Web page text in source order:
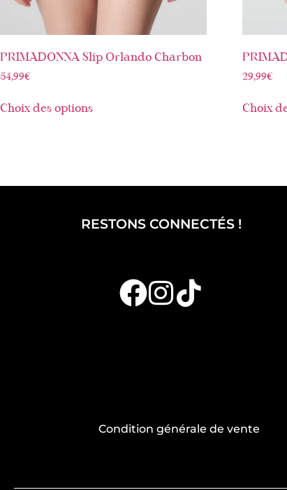
PRIMADONNA Slip Orlando Charbon
54,99€
Choix des options
29,99€
Choix
RESTONS CONNECTÉS !
Condition générale de vente